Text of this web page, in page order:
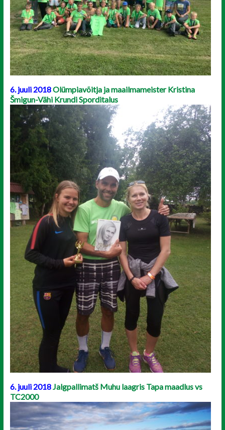
6. juuli 2018Olümpiavõitja ja maailmameister Kristina
Šmigun-Vähi Krundi Sporditalus
6. juuli 2018Jalgpallimatš Muhu laagris Tapa maadlus vs
TC2000